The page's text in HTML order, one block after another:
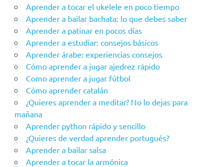
Aprender a tocar el ukelele en poco tiempo
Aprender a bailar bachata: lo que debes saber
Aprender a patinar en pocos días
Aprender a estudiar: consejos básicos
Aprender árabe: experiencias consejos
Cómo aprender a jugar ajedrez rápido
Como aprender a jugar fútbol
Cómo aprender catalán
¿Quieres aprender a meditar? No lo dejas para
mañana
Aprender python rápido y sencillo
¿Quieres de verdad aprender portugués?
Aprender a bailar salsa
Aprender a tocar la armónica